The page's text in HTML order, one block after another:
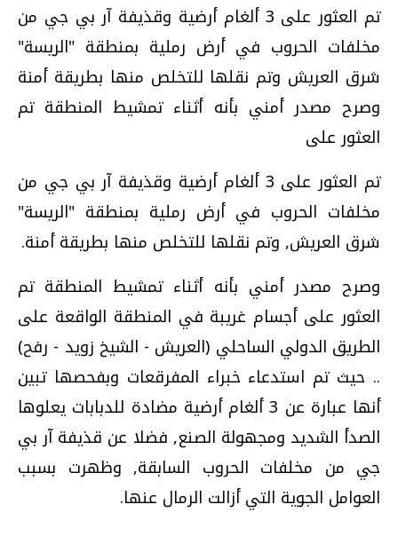
تم العثور على 3 ألغام أرضية وقذيفة آر بي جي من
مخلفات الحروب في أرض رملية بمنطقة "الريسة"
شرق العريش وتم نقلها للتخلص منها بطريقة أمنة
وصرح مصدر أمني بأنه أثناء تمشيط المنطقة تم
العثور على
تم العثور على 3 ألغام أرضية وقذيفة آر بي جي من
مخلفات الحروب في أرض رملية بمنطقة "الريسة"
شرق العريش, وتم نقلها للتخلص منها بطريقة أمنة.
وصرح مصدر أمني بأنه أثناء تمشيط المنطقة تم
العثور على أجسام غريبة في المنطقة الواقعة على
الطريق الدولي الساحلي (العريش - الشيخ زويد - رفح)
.. حيث تم استدعاء خبراء المفرقعات وبفحصها تبين
أنها عبارة عن 3 ألغام أرضية مضادة للدبابات يعلوها
الصدأ الشديد ومجهولة الصنع, فضلا عن قذيفة آر بي
جي من مخلفات الحروب السابقة, وظهرت بسبب
العوامل الجوية التي أزالت الرمال عنها.